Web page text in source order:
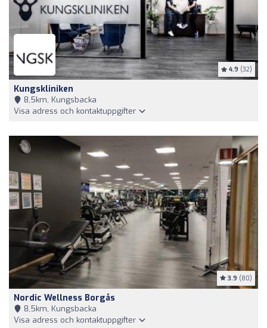
4.9 (32)
Kungskliniken
8,5km, Kungsbacka
Visa adress och kontaktuppgifter
3.9 (80)
Nordic Wellness Borgås
8,5km, Kungsbacka
Visa adress och kontaktuppgifter